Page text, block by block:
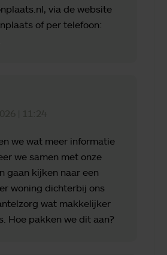
via de website
of per telefoon:
| 11:24
we wat meer informatie
we samen met onze
gaan kijken naar een
woning dichterbij ons
wat makkelijker
Hoe pakken we dit aan?